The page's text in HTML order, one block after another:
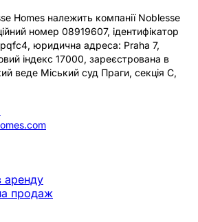
Homes належить компанії Noblesse
номер 08919607, ідентифікатор
юридична адреса: Praha 7,
індекс 17000, зареєстрована в
веде Міський суд Праги, секція C,
аренду
продаж